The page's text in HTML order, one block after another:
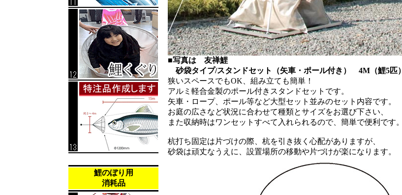
鯉のぼり用
消耗品
■写真は 友禅鯉
砂袋タイプ/スタンドセット（矢車・ポール付き） 4M（鯉5匹）
狭いスペースでもOK、組み立ても簡単！
アルミ軽合金製のポール付きスタンドセットです。
矢車・ロープ、ポール等など大型セット並みのセット内容です。
お庭の広さなど状況に合わせて種類とサイズをお選び下さい、
また収納時はワンセットすべて入れられるので、簡単で便利です。
杭打ち固定は片づけの際、杭を引き抜く心配がありますが、
砂袋は頑丈なうえに、設置場所の移動や片づけが楽になります。